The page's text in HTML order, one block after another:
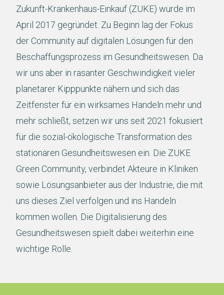
Zukunft-Krankenhaus-Einkauf (ZUKE) wurde im
April 2017 gegründet. Zu Beginn lag der Fokus
der Community auf digitalen Lösungen für den
Beschaffungsprozess im Gesundheitswesen. Da
wir uns aber in rasanter Geschwindigkeit vieler
planetarer Kipppunkte nähern und sich das
Zeitfenster für ein wirksames Handeln mehr und
mehr schließt, setzen wir uns seit 2021 fokusiert
für die sozial-ökologische Transformation des
stationären Gesundheitswesen ein. Die ZUKE
Green Community, verbindet Akteure in Kliniken
sowie Lösungsanbieter aus der Industrie, die mit
uns dieses Ziel verfolgen und ins Handeln
kommen wollen. Die Digitalisierung des
Gesundheitswesen spielt dabei weiterhin eine
wichtige Rolle.